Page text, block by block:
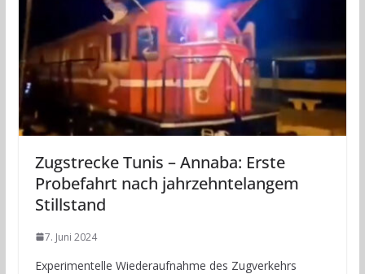
Zugstrecke Tunis – Annaba: Erste
Probefahrt nach jahrzehntelangem
Stillstand
7. Juni 2024
Experimentelle Wiederaufnahme des Zugverkehrs